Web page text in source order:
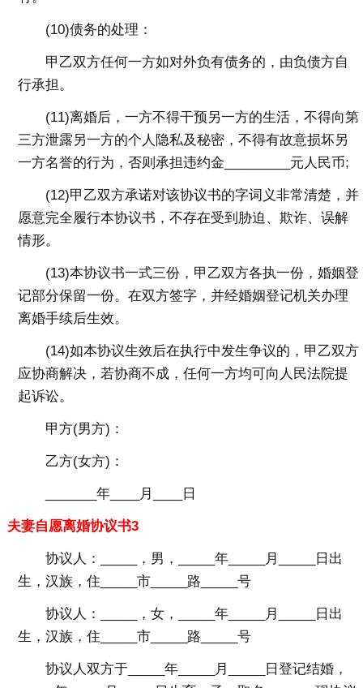
(10)债务的处理：
甲乙双方任何一方如对外负有债务的，由负债方自
行承担。
(11)离婚后，一方不得干预另一方的生活，不得向第
三方泄露另一方的个人隐私及秘密，不得有故意损坏另
一方名誉的行为，否则承担违约金_________元人民币;
(12)甲乙双方承诺对该协议书的字词义非常清楚，并
愿意完全履行本协议书，不存在受到胁迫、欺诈、误解
情形。
(13)本协议书一式三份，甲乙双方各执一份，婚姻登
记部分保留一份。在双方签字，并经婚姻登记机关办理
离婚手续后生效。
(14)如本协议生效后在执行中发生争议的，甲乙双方
应协商解决，若协商不成，任何一方均可向人民法院提
起诉讼。
甲方(男方)：
乙方(女方)：
_______年____月____日
夫妻自愿离婚协议书3
协议人：_____，男，_____年_____月_____日出
生，汉族，住_____市_____路_____号
协议人：_____，女，_____年_____月_____日出
生，汉族，住_____市_____路_____号
协议人双方于_____年_____月_____日登记结婚，